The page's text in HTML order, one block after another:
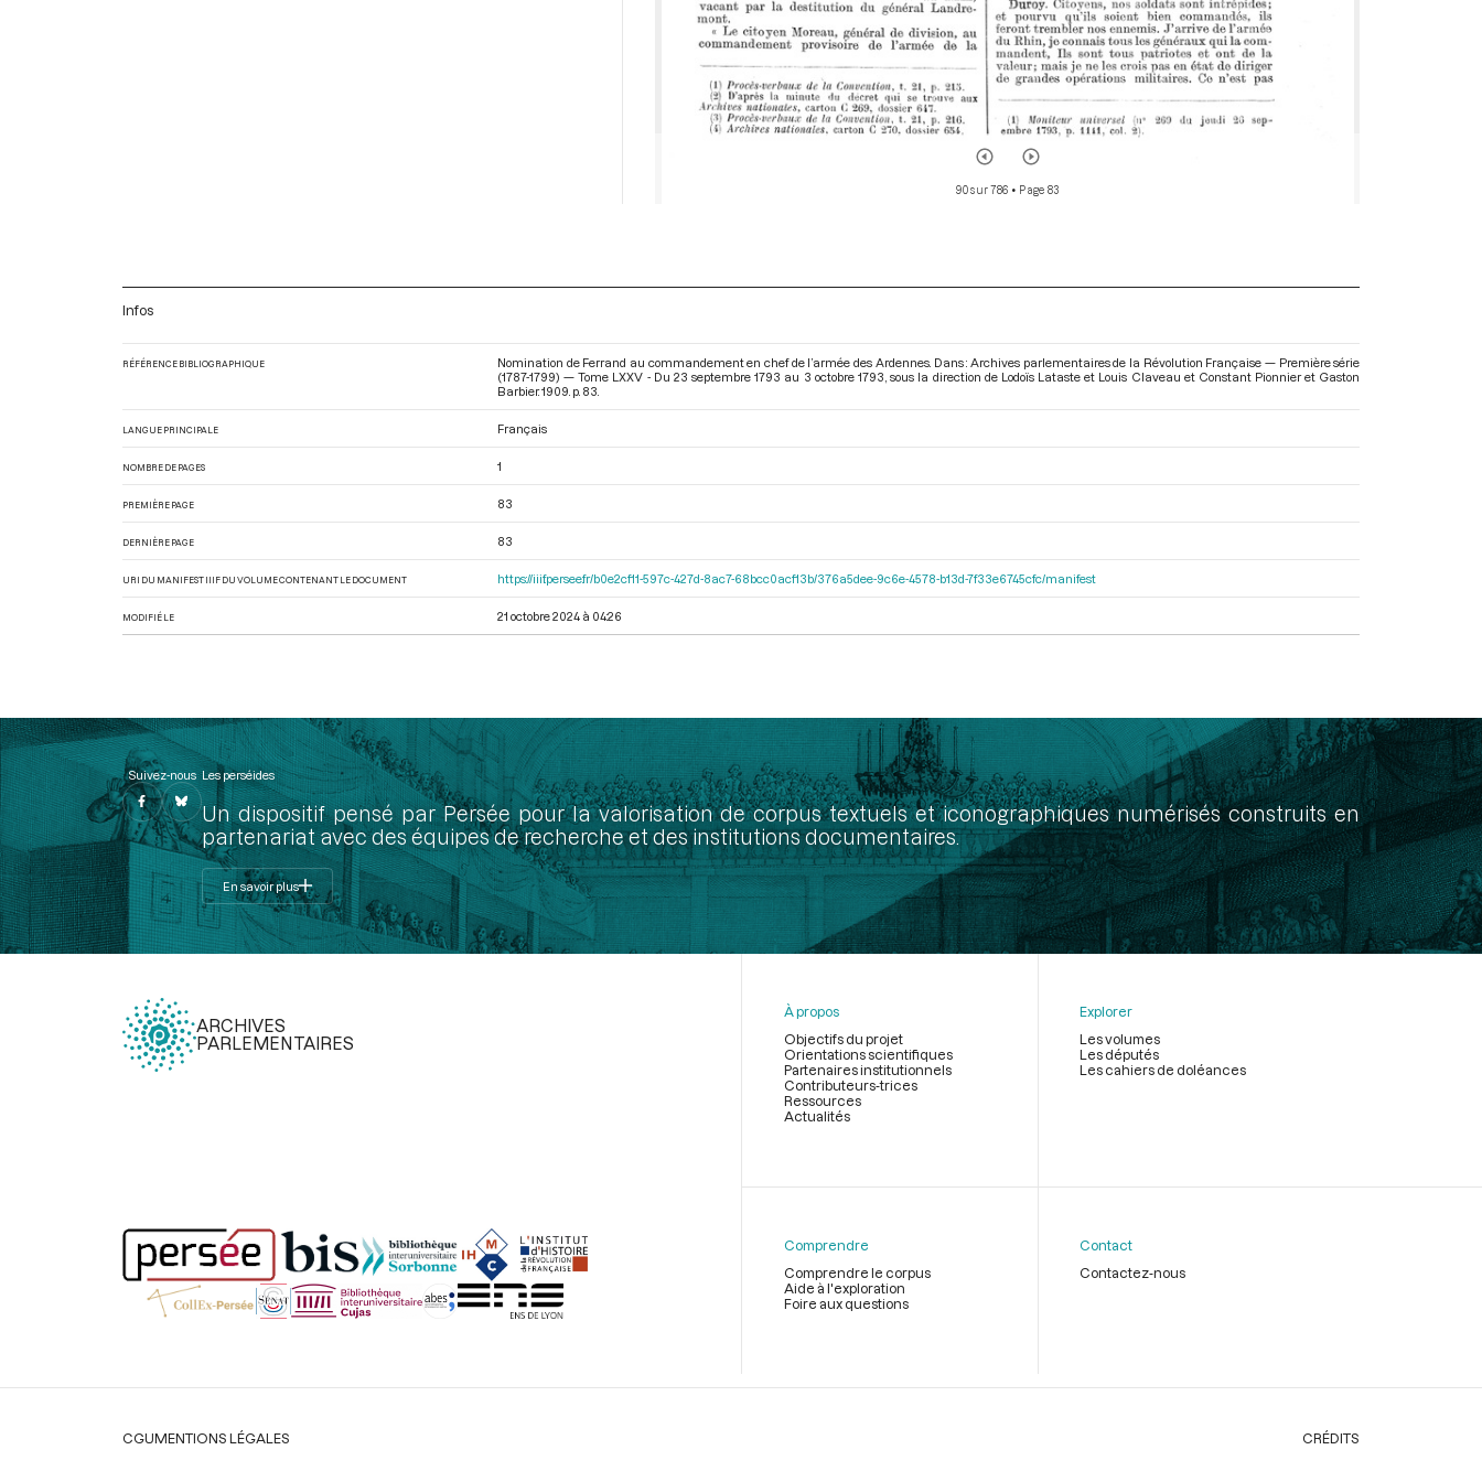
90 sur 786 • Page 83
Infos
RÉFÉRENCE BIBLIOGRAPHIQUE
Nomination de Ferrand au commandement en chef de l’armée des Ardennes. Dans : Archives parlementaires de la Révolution Française — Première série
(1787-1799) — Tome LXXV - Du 23 septembre 1793 au 3 octobre 1793 , sous la direction de Lodoïs Lataste et Louis Claveau et Constant Pionnier et Gaston
Barbier. 1909. p. 83.
LANGUE PRINCIPALE Français
NOMBRE DE PAGES 1
PREMIÈRE PAGE 83
DERNIÈRE PAGE 83
URI DU MANIFEST IIIF DU VOLUME CONTENANT LE DOCUMENT https://iiif.persee.fr/b0e2cf11-597c-427d-8ac7-68bcc0acf13b/376a5dee-9c6e-4578-b13d-7f33e6745cfc/manifest
MODIFIÉ LE 21 octobre 2024 à 04:26
Suivez-nous Les perséides
Un dispositif pensé par Persée pour la valorisation de corpus textuels et iconographiques numérisés construits en
partenariat avec des équipes de recherche et des institutions documentaires.
En savoir plus
ARCHIVES
PARLEMENTAIRES
page
À propos
Objectifs du projet
Orientations scientifiques
Partenaires institutionnels
Contributeurs-trices
Ressources
Actualités
Explorer
Les volumes
Les députés
Les cahiers de doléances
Comprendre
Comprendre le corpus
Aide à l'exploration
Foire aux questions
Contact
Contactez-nous
Légal
CGUMENTIONS LÉGALES CRÉDITS